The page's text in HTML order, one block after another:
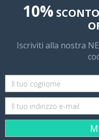
10%
Iscriviti alla nostra